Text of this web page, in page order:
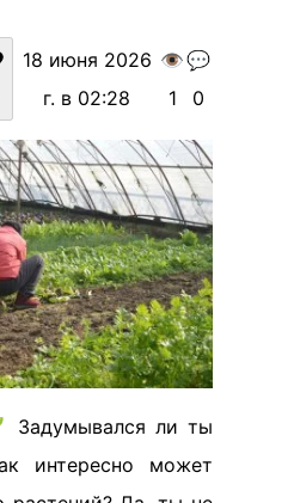
18 июня 2026
г. в 02:28
👁️
1
💬
0
Задумывался ли ты
интересно может